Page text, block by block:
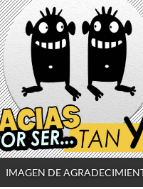
IMAGEN DE